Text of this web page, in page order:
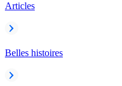
Articles
Belles histoires